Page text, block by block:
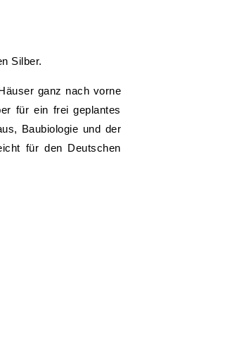
Silber.
ganz nach vorne
für ein frei geplantes
Baubiologie und der
für den Deutschen